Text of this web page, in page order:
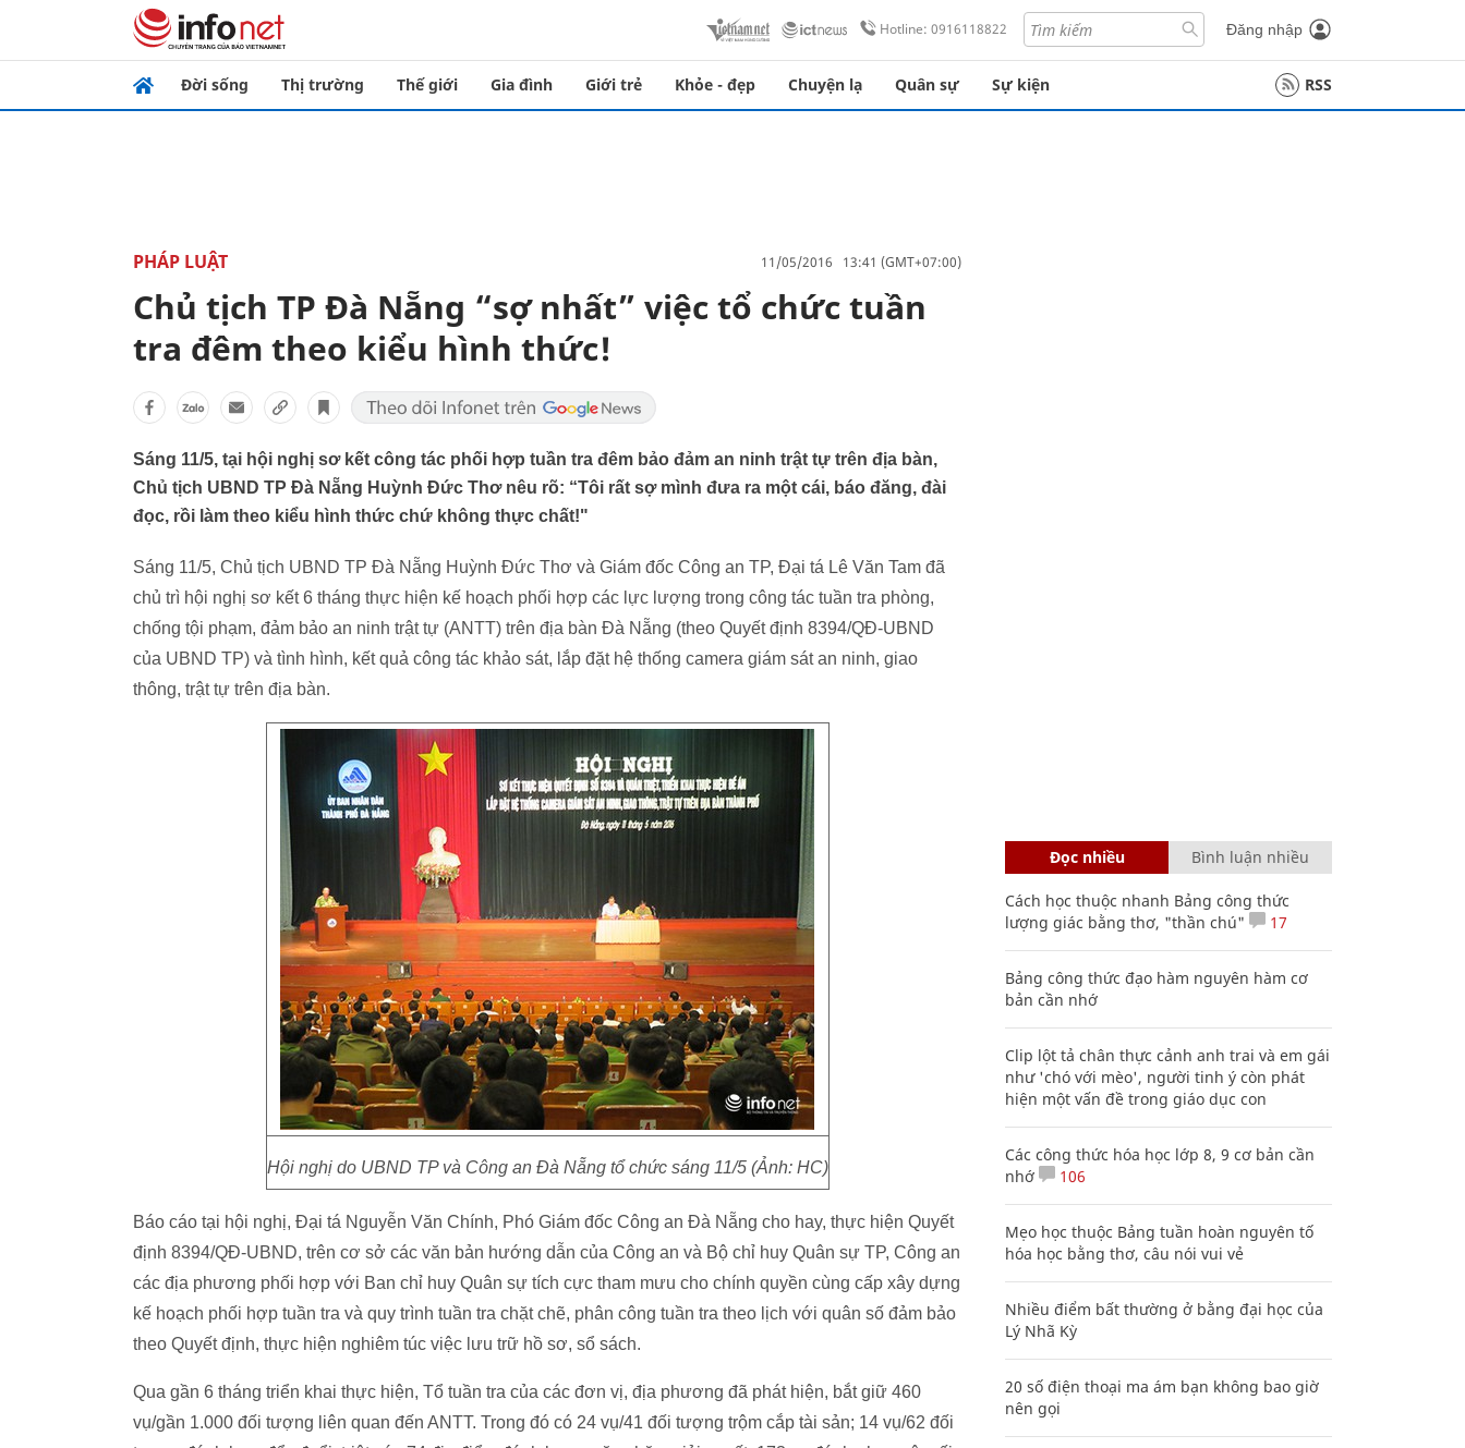
Hotline: 0916118822 Đăng nhập
Đời sống Thị trường Thế giới Gia đình Giới trẻ Khỏe - đẹp Chuyện lạ Quân sự Sự kiện RSS
PHÁP LUẬT 11/05/2016 13:41 (GMT+07:00)
Chủ tịch TP Đà Nẵng “sợ nhất” việc tổ chức tuần
tra đêm theo kiểu hình thức!
Sáng 11/5, tại hội nghị sơ kết công tác phối hợp tuần tra đêm bảo đảm an ninh trật tự trên địa bàn,
Chủ tịch UBND TP Đà Nẵng Huỳnh Đức Thơ nêu rõ: “Tôi rất sợ mình đưa ra một cái, báo đăng, đài
đọc, rồi làm theo kiểu hình thức chứ không thực chất!"
Sáng 11/5, Chủ tịch UBND TP Đà Nẵng Huỳnh Đức Thơ và Giám đốc Công an TP, Đại tá Lê Văn Tam đã
chủ trì hội nghị sơ kết 6 tháng thực hiện kế hoạch phối hợp các lực lượng trong công tác tuần tra phòng,
chống tội phạm, đảm bảo an ninh trật tự (ANTT) trên địa bàn Đà Nẵng (theo Quyết định 8394/QĐ-UBND
của UBND TP) và tình hình, kết quả công tác khảo sát, lắp đặt hệ thống camera giám sát an ninh, giao
thông, trật tự trên địa bàn.
Hội nghị do UBND TP và Công an Đà Nẵng tổ chức sáng 11/5 (Ảnh: HC)
Báo cáo tại hội nghị, Đại tá Nguyễn Văn Chính, Phó Giám đốc Công an Đà Nẵng cho hay, thực hiện Quyết
định 8394/QĐ-UBND, trên cơ sở các văn bản hướng dẫn của Công an và Bộ chỉ huy Quân sự TP, Công an
các địa phương phối hợp với Ban chỉ huy Quân sự tích cực tham mưu cho chính quyền cùng cấp xây dựng
kế hoạch phối hợp tuần tra và quy trình tuần tra chặt chẽ, phân công tuần tra theo lịch với quân số đảm bảo
theo Quyết định, thực hiện nghiêm túc việc lưu trữ hồ sơ, sổ sách.
Qua gần 6 tháng triển khai thực hiện, Tổ tuần tra của các đơn vị, địa phương đã phát hiện, bắt giữ 460
vụ/gần 1.000 đối tượng liên quan đến ANTT. Trong đó có 24 vụ/41 đối tượng trộm cắp tài sản; 14 vụ/62 đối
Đọc nhiều Bình luận nhiều
Cách học thuộc nhanh Bảng công thức
lượng giác bằng thơ, "thần chú"
17
Bảng công thức đạo hàm nguyên hàm cơ
bản cần nhớ
Clip lột tả chân thực cảnh anh trai và em gái
như 'chó với mèo', người tinh ý còn phát
hiện một vấn đề trong giáo dục con
Các công thức hóa học lớp 8, 9 cơ bản cần
nhớ
106
Mẹo học thuộc Bảng tuần hoàn nguyên tố
hóa học bằng thơ, câu nói vui vẻ
Nhiều điểm bất thường ở bằng đại học của
Lý Nhã Kỳ
20 số điện thoại ma ám bạn không bao giờ
nên gọi